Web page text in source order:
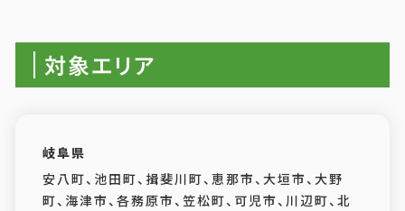
対象エリア
岐阜県
安八町、池田町、揖斐川町、恵那市、大垣市、大野
町、海津市、各務原市、笠松町、可児市、川辺町、北